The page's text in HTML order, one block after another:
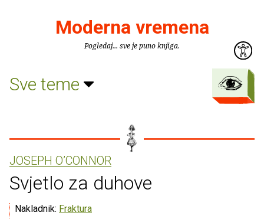
Moderna vremena
Pogledaj... sve je puno knjiga.
Sve teme
JOSEPH O’CONNOR
Svjetlo za duhove
Nakladnik: Fraktura